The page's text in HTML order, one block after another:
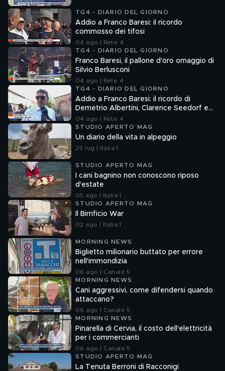
TG4 - DIARIO DEL GIORNO
Addio a Franco Baresi: il ricordo
commosso dei tifosi
04 ago | Rete 4
TG4 - DIARIO DEL GIORNO
Franco Baresi, il pallone d'oro omaggio di
Silvio Berlusconi
04 ago | Rete 4
TG4 - DIARIO DEL GIORNO
Addio a Franco Baresi: il ricordo di
Demetrio Albertini, Clarence Seedorf e
Giovanni Galli
04 ago | Rete 4
STUDIO APERTO MAG
Un diario della vita in alpeggio
29 lug | Italia 1
STUDIO APERTO MAG
I cani bagnino non conoscono riposo
d'estate
05 ago | Italia 1
STUDIO APERTO MAG
Il Birrificio War
02 ago | Italia 1
MORNING NEWS
Biglietto milionario buttato per errore
nell'immondizia
06 ago | Canale 5
MORNING NEWS
Cani aggressivi, come difendersi quando
attaccano?
06 ago | Canale 5
MORNING NEWS
Pinarella di Cervia, il costo dell'elettricità
per i commercianti
06 ago | Canale 5
STUDIO APERTO MAG
La Tenuta Berroni di Racconigi